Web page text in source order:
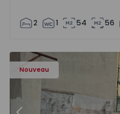
2 1 54 56
Nouveau
Maison Individuelle T3